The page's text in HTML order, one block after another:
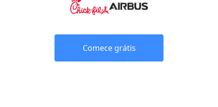
Comece grátis